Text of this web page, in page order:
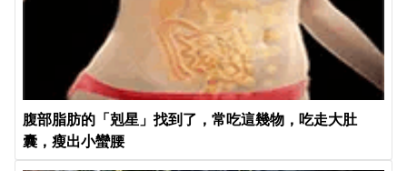
腹部脂肪的「剋星」找到了，常吃這幾物，吃走大肚
囊，瘦出小蠻腰